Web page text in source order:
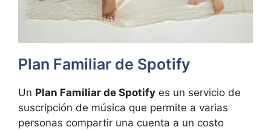
Plan Familiar de Spotify
Un Plan Familiar de Spotify es un servicio de
suscripción de música que permite a varias
personas compartir una cuenta a un costo